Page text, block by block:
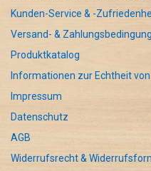
Kunden-Service & -
Versand- &
Produktkatalog
Informationen zur Echtheit
Impressum
Datenschutz
AGB
Widerrufsrecht &